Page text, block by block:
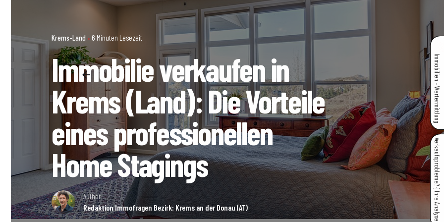
Krems-Land 6 Minuten Lesezeit
Immobilie verkaufen in
Krems (Land): Die Vorteile
eines professionellen
Home Stagings
Author
Redaktion Immofragen Bezirk: Krems an der Donau (AT)
Immobilien - Wertermittlung
Verkaufsprobleme? { Ihre Analyse }